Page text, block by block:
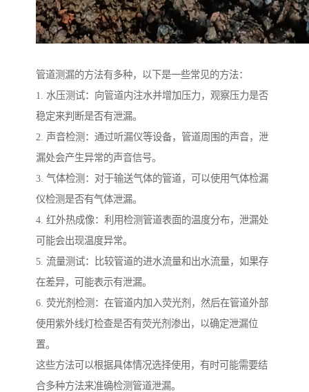
管道测漏的方法有多种，以下是一些常见的方法：
1. 水压测试：向管道内注水并增加压力，观察压力是否
稳定来判断是否有泄漏。
2. 声音检测：通过听漏仪等设备，管道周围的声音，泄
漏处会产生异常的声音信号。
3. 气体检测：对于输送气体的管道，可以使用气体检漏
仪检测是否有气体泄漏。
4. 红外热成像：利用检测管道表面的温度分布，泄漏处
可能会出现温度异常。
5. 流量测试：比较管道的进水流量和出水流量，如果存
在差异，可能表示有泄漏。
6. 荧光剂检测：在管道内加入荧光剂，然后在管道外部
使用紫外线灯检查是否有荧光剂渗出，以确定泄漏位
置。
这些方法可以根据具体情况选择使用，有时可能需要结
合多种方法来准确检测管道泄漏。